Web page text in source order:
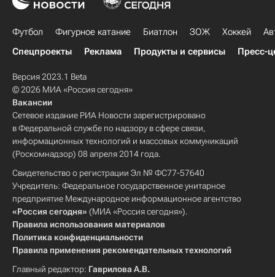
Футбол Фигурное катание Биатлон ЗОЖ Хоккей
Спецпроекты
Реклама Продукты и сервисы Пресс-
Версия 2023.1 Beta
© 2026 МИА «Россия сегодня»
Вакансии
Сетевое издание РИА Новости зарегистрировано
в Федеральной службе по надзору в сфере связи,
информационных технологий и массовых коммуникаций
(Роскомнадзор) 08 апреля 2014 года.
Свидетельство о регистрации Эл № ФС77-57640
Учредитель: Федеральное государственное унитарное
предприятие Международное информационное агентство
«Россия сегодня» (МИА «Россия сегодня»).
Правила использования материалов
Политика конфиденциальности
Правила применения рекомендательных технологий
Главный редактор: Гаврилова А.В.